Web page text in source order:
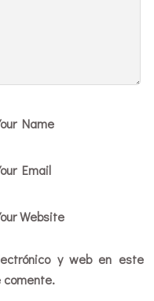
Name
Email
Website
y web en este
comente.